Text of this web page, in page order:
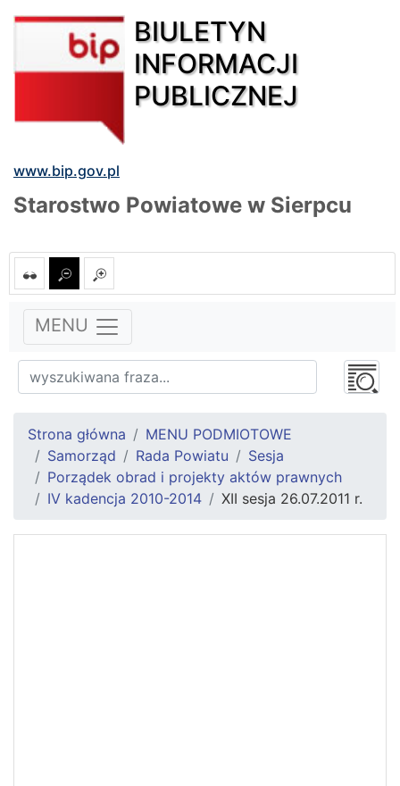
BIULETYN
INFORMACJI
PUBLICZNEJ
www.bip.gov.pl
Starostwo Powiatowe w Sierpcu
MENU
Strona główna
MENU PODMIOTOWE
Samorząd
Rada Powiatu
Sesja
Porządek obrad i projekty aktów prawnych
IV kadencja 2010-2014
XII sesja 26.07.2011 r.